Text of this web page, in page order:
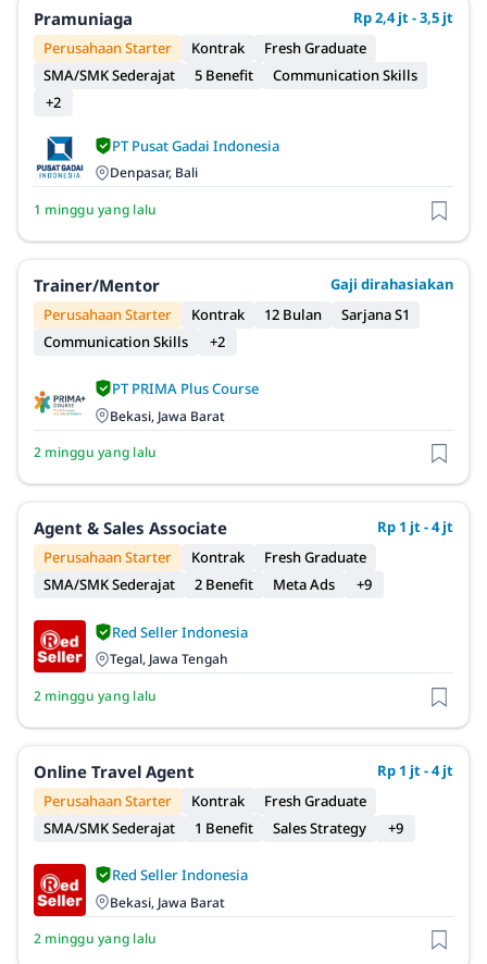
Pramuniaga
Rp 2,4 jt - 3,5 jt
Perusahaan Starter
Kontrak
Fresh Graduate
SMA/SMK Sederajat
5 Benefit
Communication Skills
+2
PT Pusat Gadai Indonesia
Denpasar, Bali
1 minggu yang lalu
Trainer/Mentor
Gaji dirahasiakan
Perusahaan Starter
Kontrak 12 Bulan
Sarjana S1
Communication Skills
+2
PT PRIMA Plus Course
Bekasi, Jawa Barat
2 minggu yang lalu
Agent & Sales Associate
Rp 1 jt - 4 jt
Perusahaan Starter
Kontrak
Fresh Graduate
SMA/SMK Sederajat
2 Benefit Meta Ads +9
Red Seller Indonesia
Tegal, Jawa Tengah
2 minggu yang lalu
Online Travel Agent
Rp 1 jt - 4 jt
Perusahaan Starter
Kontrak
Fresh Graduate
SMA/SMK Sederajat
1 Benefit Sales Strategy +9
Red Seller Indonesia
Bekasi, Jawa Barat
2 minggu yang lalu